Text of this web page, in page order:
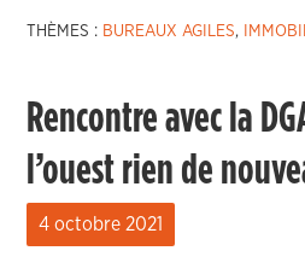
THÈMES : BUREAUX AGILES,
Rencontre avec la
l’ouest rien de
4 octobre 2021